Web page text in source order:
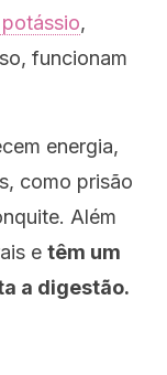
,
funcionam
energia,
como prisão
Além
e têm um
a digestão.